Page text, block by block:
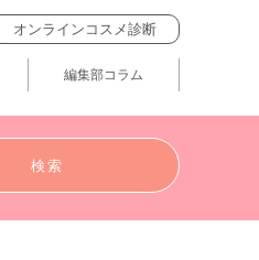
オンラインコスメ診断
編集部コラム